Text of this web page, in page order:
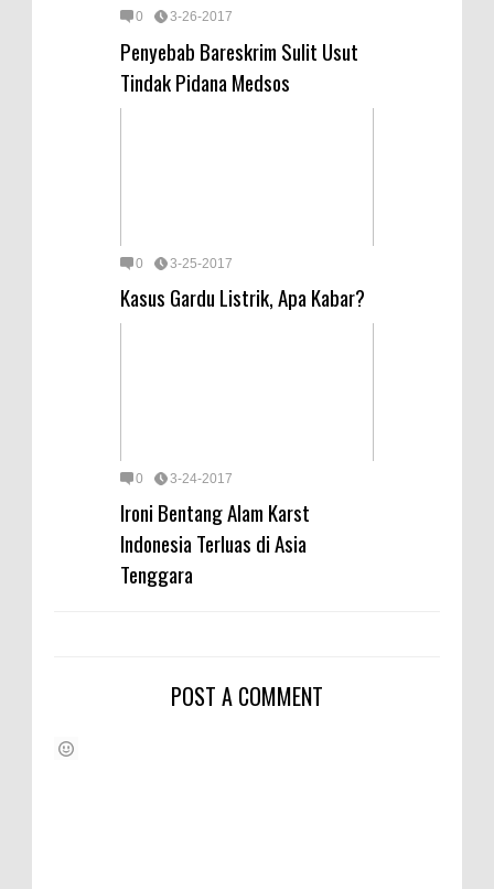
0 3-26-2017
Penyebab Bareskrim Sulit Usut
Tindak Pidana Medsos
0 3-25-2017
Kasus Gardu Listrik, Apa Kabar?
0 3-24-2017
Ironi Bentang Alam Karst
Indonesia Terluas di Asia
Tenggara
POST A COMMENT